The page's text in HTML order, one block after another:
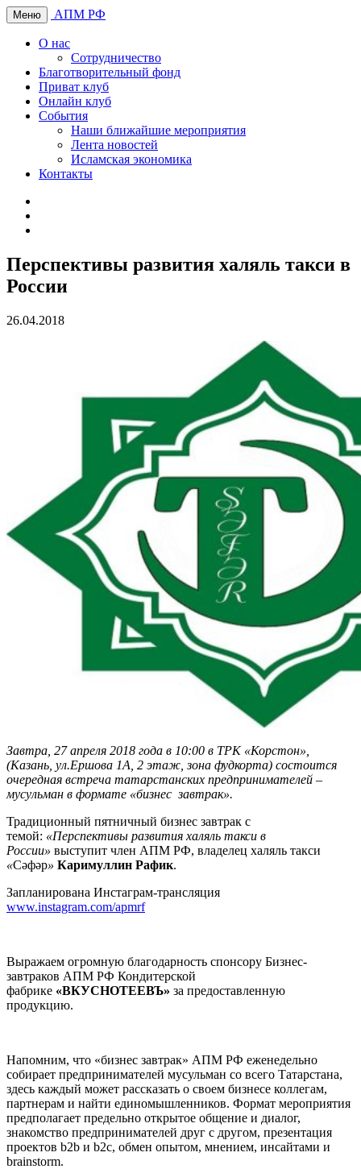
Меню АПМ РФ
О нас
Сотрудничество
Благотворительный фонд
Приват клуб
Онлайн клуб
События
Наши ближайшие мероприятия
Лента новостей
Исламская экономика
Контакты
Перспективы развития халяль такси в
России
26.04.2018
Завтра, 27 апреля 2018 года в 10:00 в ТРК «Корстон»,
(Казань, ул.Ершова 1А, 2 этаж, зона фудкорта) состоится
очередная встреча татарстанских предпринимателей –
мусульман в формате «бизнес завтрак».
Традиционный пятничный бизнес завтрак с
темой: «Перспективы развития халяль такси в
России» выступит член АПМ РФ, владелец халяль такси
«Сәфәр» Каримуллин Рафик.
Запланирована Инстаграм-трансляция
www.instagram.com/apmrf
Выражаем огромную благодарность спонсору Бизнес-
завтраков АПМ РФ Кондитерской
фабрике «ВКУСНОТЕЕВЪ» за предоставленную
продукцию.
Напомним, что «бизнес завтрак» АПМ РФ еженедельно
собирает предпринимателей мусульман со всего Татарстана,
здесь каждый может рассказать о своем бизнесе коллегам,
партнерам и найти единомышленников. Формат мероприятия
предполагает предельно открытое общение и диалог,
знакомство предпринимателей друг с другом, презентация
проектов b2b и b2с, обмен опытом, мнением, инсайтами и
brainstorm.